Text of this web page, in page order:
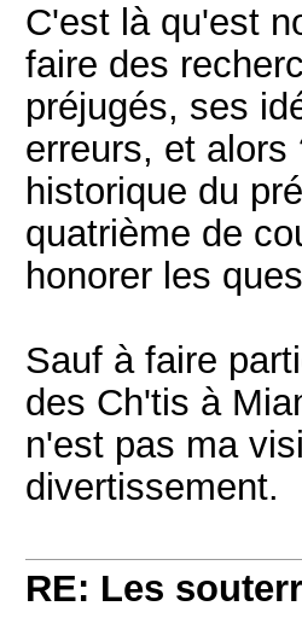
C'est là qu'est
faire des
préjugés, ses
erreurs, et
historique du
quatrième de
honorer les
Sauf à faire
des Ch'tis à
n'est pas ma
divertissement.
RE: Les